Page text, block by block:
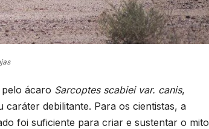
ácaro Sarcoptes scabiei var. canis,
debilitante. Para os cientistas, a
foi suficiente para criar e sustentar o mito